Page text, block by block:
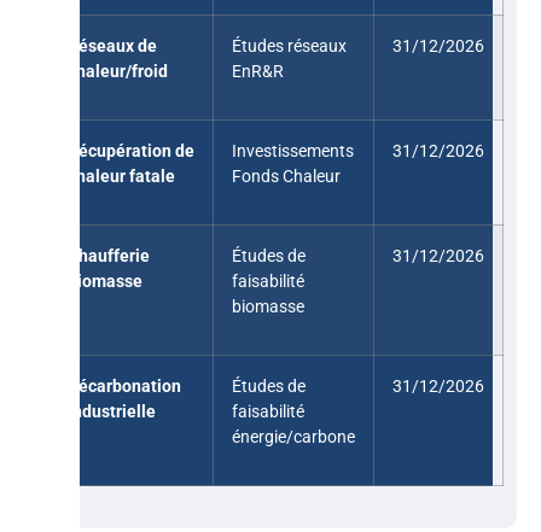
Réseaux de
chaleur/froid
Études réseaux
EnR&R
31/12/2026
Récupération de
chaleur fatale
Investissements
Fonds Chaleur
31/12/2026
Chaufferie
biomasse
Études de
faisabilité
biomasse
31/12/2026
Décarbonation
industrielle
Études de
faisabilité
énergie/carbone
31/12/2026